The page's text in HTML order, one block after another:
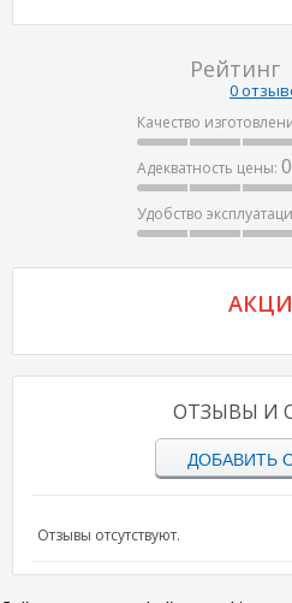
Рейтинг
0
Качество
Адекватность цены:
Удобство
ОТЗЫВЫ И
ДОБАВИТЬ
Отзывы отсутствуют.